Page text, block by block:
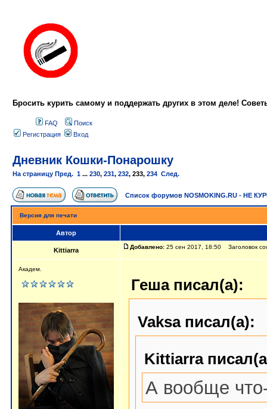
Бросить курить самому и поддержать других в этом деле!
FAQ
Поиск
Регистрация
Вход
Дневник Кошки-Понарошку
На страницу Пред. 1 ... 230, 231, 232, 233, 234 След.
Список форумов NOSMOKING.RU - НЕ
Версия для печати
Автор
Kittiarra Добавлено: 25 сен 2017, 18:50 Заголовок
Академ.
Геша писал(а):
Vaksa писал(а):
Kittiarra
А вообще